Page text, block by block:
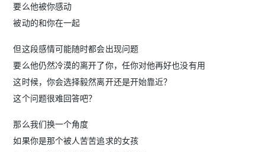
要么他被你感动
被动的和你在一起
但这段感情可能随时都会出现问题
要么他仍然冷漠的离开了你，任你对他再好也没有用
这时候，你会选择毅然离开还是开始靠近？
这个问题很难回答吧？
那么我们换一个角度
如果你是那个被人苦苦追求的女孩